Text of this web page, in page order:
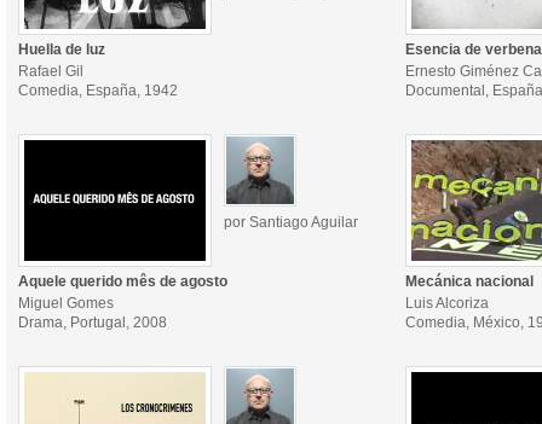
Huella de luz
Rafael Gil
Comedia, España, 1942
Esencia de verbena
Ernesto Giménez
Documental,
por Santiago Aguilar
Aquele querido mês de agosto
Miguel Gomes
Drama, Portugal, 2008
Mecánica nacional
Luis Alcoriza
Comedia, México,